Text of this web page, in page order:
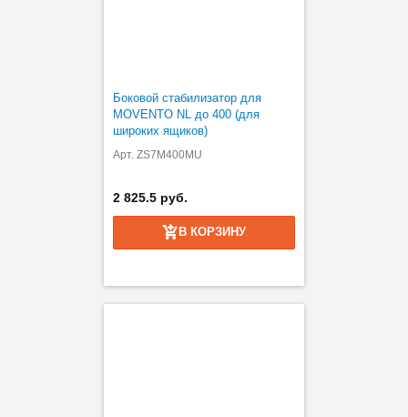
Боковой стабилизатор для
MOVENTO NL до 400 (для
широких ящиков)
Арт. ZS7M400MU
2 825.5 руб.
В КОРЗИНУ